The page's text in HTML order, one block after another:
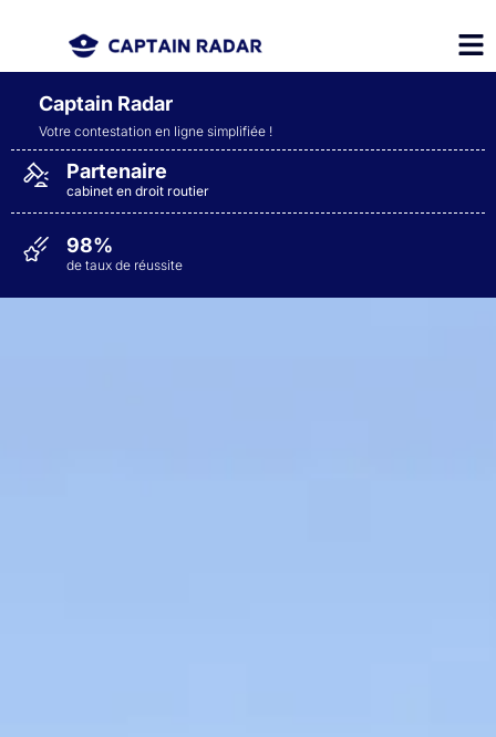
Captain Radar
Votre contestation en ligne simplifiée !
98%
de taux de réussite
Partenaire
cabinet en droit routier